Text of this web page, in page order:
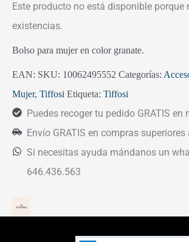
Este producto no está disponible porque
existencias.
Bolso para mujer en color granate.
EAN: SKU: 10062495552 Categorías:
Mujer, Tiffosi Etiqueta: Tiffosi
Puedes recoger tu pedido GRATIS en
Envío GRATIS en compras superiores
Si necesitas ayuda mándanos un
646.436.563